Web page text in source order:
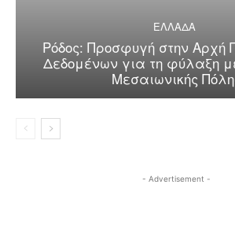
ΕΛΛΑΔΑ
Ρόδος: Προσφυγή στην Αρχή
Δεδομένων για τη φύλαξη
Μεσαιωνικής
- Advertisement -